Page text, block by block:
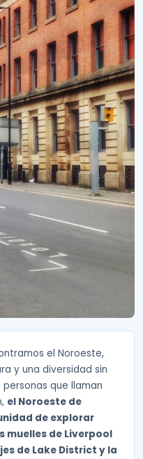
el Noroeste,
y una diversidad sin
que llaman
el Noroeste de
de explorar
muelles de Liverpool
de Lake District y la